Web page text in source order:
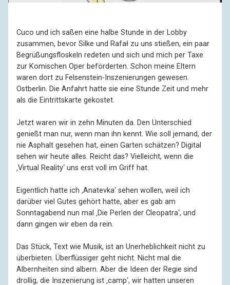
Cuco und ich saßen eine halbe Stunde in der Lobby
zusammen, bevor Silke und Rafał zu uns stießen, ein paar
Begrüßungsfloskeln redeten und sich und mich per Taxe
zur Komischen Oper beförderten. Schon meine Eltern
waren dort zu Felsenstein-Inszenierungen gewesen.
Ostberlin. Die Anfahrt hatte sie eine Stunde Zeit und mehr
als die Eintrittskarte gekostet.
Jetzt waren wir in zehn Minuten da. Den Unterschied
genießt man nur, wenn man ihn kennt. Wie soll jemand, der
nie Asphalt gesehen hat, einen Garten schätzen? Digital
sehen wir heute alles. Reicht das? Vielleicht, wenn die
‚Virtual Reality‘ uns erst voll im Griff hat.
Eigentlich hatte ich ‚Anatevka‘ sehen wollen, weil ich
darüber viel Gutes gehört hatte, aber es gab am
Sonntagabend nun mal ‚Die Perlen der Cleopatra‘, und
dann gingen wir eben da rein.
Das Stück, Text wie Musik, ist an Unerheblichkeit nicht zu
überbieten. Überflüssiger geht nicht. Nicht mal die
Albernheiten sind albern. Aber die Ideen der Regie sind
drollig, die Inszenierung ist ‚camp‘, wir hatten unseren